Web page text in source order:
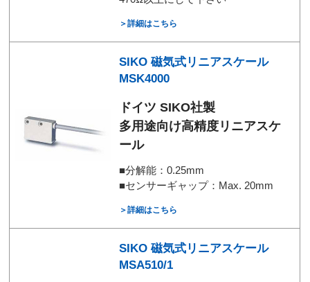
＞詳細はこちら
SIKO 磁気式リニアスケール
MSK4000
ドイツ SIKO社製
多用途向け高精度リニアスケ
ール
■分解能：0.25mm
■センサーギャップ：Max. 20mm
＞詳細はこちら
SIKO 磁気式リニアスケール
MSA510/1